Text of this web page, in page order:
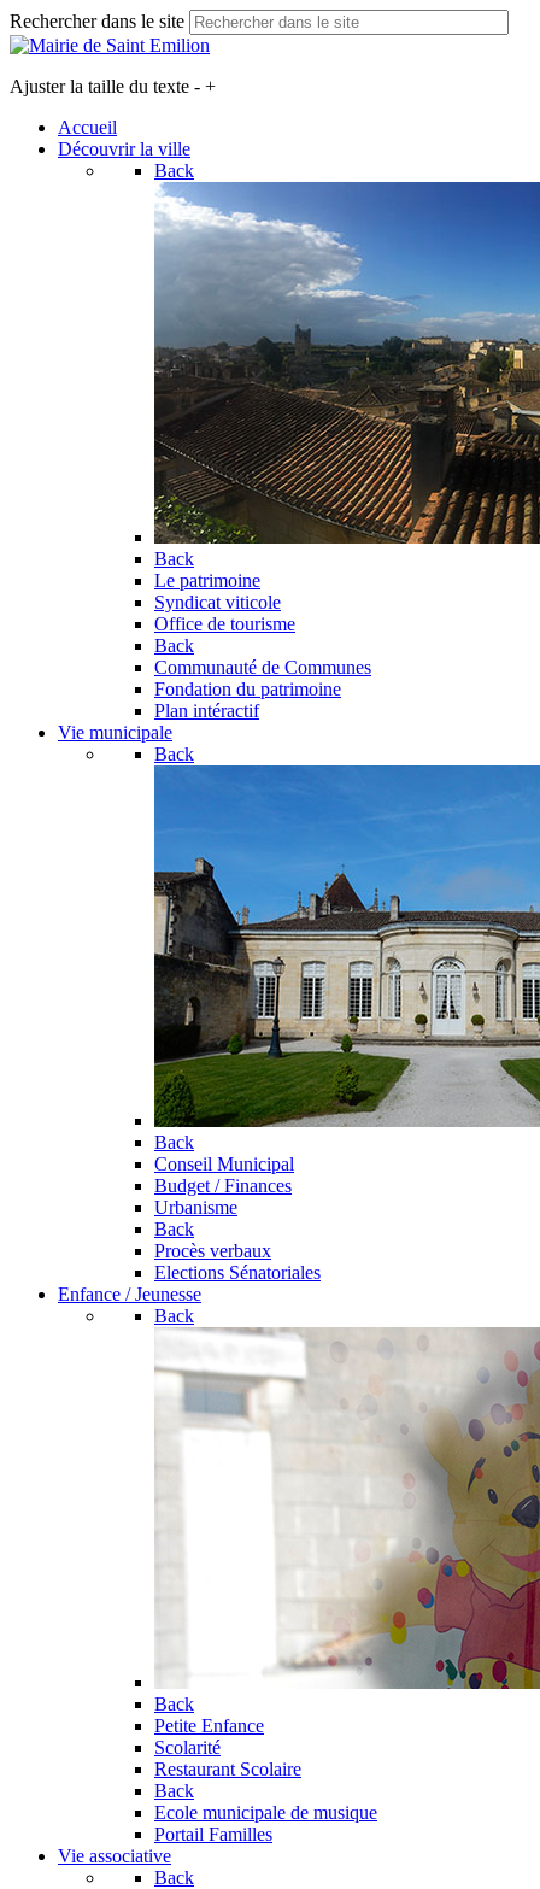
Rechercher dans le site
Ajuster la taille du texte - +
Accueil
Découvrir la ville
Back
Back
Le patrimoine
Syndicat viticole
Office de tourisme
Back
Communauté de Communes
Fondation du patrimoine
Plan intéractif
Vie municipale
Back
Back
Conseil Municipal
Budget / Finances
Urbanisme
Back
Procès verbaux
Elections Sénatoriales
Enfance / Jeunesse
Back
Back
Petite Enfance
Scolarité
Restaurant Scolaire
Back
Ecole municipale de musique
Portail Familles
Vie associative
Back